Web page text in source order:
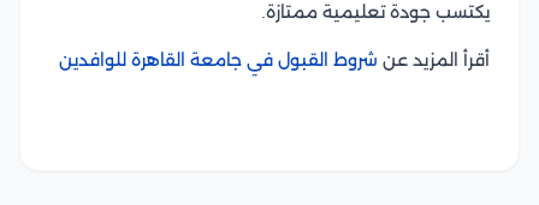
يكتسب جودة تعليمية ممتازة.
أقرأ المزيد عن شروط القبول في جامعة القاهرة للوافدين